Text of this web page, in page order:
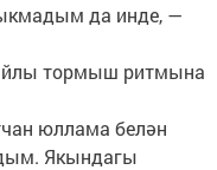
да инде, —
тормыш ритмына
юллама белән
Якындагы